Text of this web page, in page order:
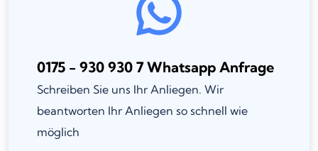
0175 - 930 930 7 Whatsapp Anfrage
Schreiben Sie uns Ihr Anliegen. Wir
beantworten Ihr Anliegen so schnell wie
möglich